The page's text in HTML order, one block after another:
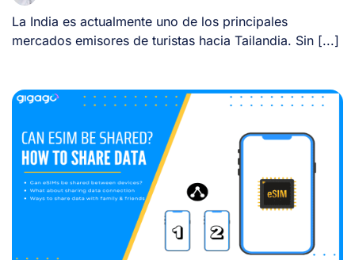
La India es actualmente uno de los principales
mercados emisores de turistas hacia Tailandia. Sin [...]